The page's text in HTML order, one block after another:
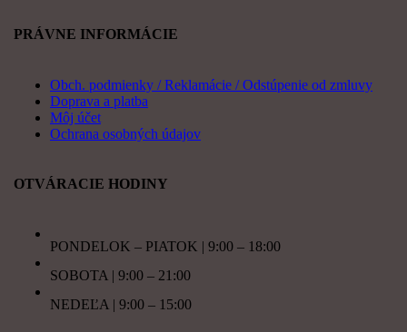
PRÁVNE INFORMÁCIE
Obch. podmienky / Reklamácie / Odstúpenie od zmluvy
Doprava a platba
Môj účet
Ochrana osobných údajov
OTVÁRACIE HODINY
PONDELOK – PIATOK | 9:00 – 18:00
SOBOTA | 9:00 – 21:00
NEDEĽA | 9:00 – 15:00